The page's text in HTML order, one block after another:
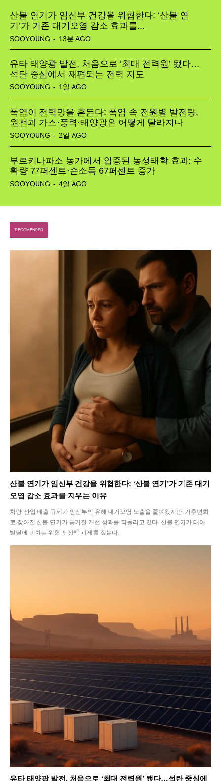
SEARCH...
Climate
Energy
Food
Health
Life
산불 연기가 임신부 건강을 위협한다: ‘산불 연
기’가 기존 대기오염 감소 효과를...
SOOYOUNG - 13분 AGO
유타 태양광 발전, 처음으로 ‘최대 전력원’ 됐다…
석탄 중심에서 재편되는 전력 지도
SOOYOUNG - 1일 AGO
폭염이 전력망을 흔든다: 폭염 속 전원별 발전량,
원전과 가스·풍력·태양광은 어떻게 달라지나
SOOYOUNG - 2일 AGO
부르키나파소 농가에서 입증된 농생태학 효과: 수
확량 77퍼센트·순소득 67퍼센트 증가
SOOYOUNG - 4일 AGO
RECOMENDED
산불 연기가 임신부 건강을 위협한다: ‘산불 연기’가 기존 대기
오염 감소 효과를 지우는 이유
차량·산업 배출 규제가 임신부의 유해 대기오염 노출을 줄여왔지만, 기후변화
로 잦아진 산불 연기가 공기질 개선 성과를 되돌리고 있다. 산불 연기가 태아
발달에 미치는 위험과 정책 과제를 짚는다.
유타 태양광 발전, 처음으로 ‘최대 전력원’ 됐다…석탄 중심에